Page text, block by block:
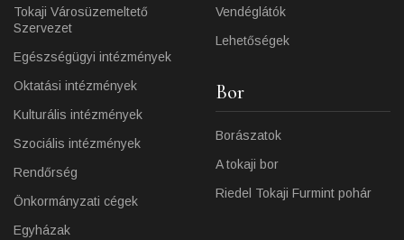
Tokaji Városüzemeltető
Szervezet
Egészségügyi intézmények
Oktatási intézmények
Kulturális intézmények
Szociális intézmények
Rendőrség
Önkormányzati cégek
Egyházak
Vendéglátók
Lehetőségek
Bor
Borászatok
A tokaji bor
Riedel Tokaji Furmint pohár